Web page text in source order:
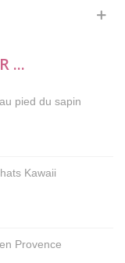
...
pied du sapin
Kawaii
Provence